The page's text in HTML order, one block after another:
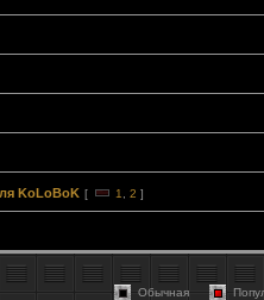
KoLoBoK [ 1 2 ]
Обычная